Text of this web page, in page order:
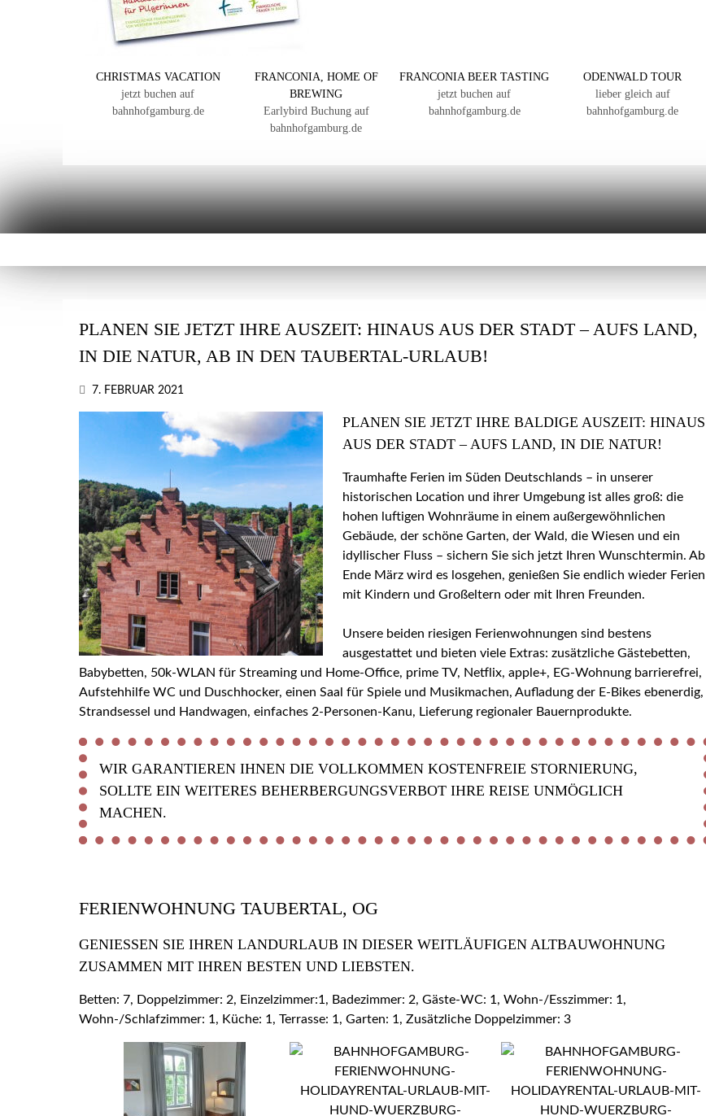
CHRISTMAS VACATION
jetzt buchen auf
bahnhofgamburg.de
FRANCONIA, HOME OF
BREWING
Earlybird Buchung auf
bahnhofgamburg.de
FRANCONIA BEER TASTING
jetzt buchen auf
bahnhofgamburg.de
ODENWALD TOUR
lieber gleich auf
bahnhofgamburg.de
PLANEN SIE JETZT IHRE AUSZEIT: HINAUS AUS DER STADT – AUFS LAND,
IN DIE NATUR, AB IN DEN TAUBERTAL-URLAUB!
7. FEBRUAR 2021
PLANEN SIE JETZT IHRE BALDIGE AUSZEIT: HINAUS
AUS DER STADT – AUFS LAND, IN DIE NATUR!
Traumhafte Ferien im Süden Deutschlands – in unserer
historischen Location und ihrer Umgebung ist alles groß: die
hohen luftigen Wohnräume in einem außergewöhnlichen
Gebäude, der schöne Garten, der Wald, die Wiesen und ein
idyllischer Fluss – sichern Sie sich jetzt Ihren Wunschtermin. Ab
Ende März wird es losgehen, genießen Sie endlich wieder Ferien
mit Kindern und Großeltern oder mit Ihren Freunden.
Unsere beiden riesigen Ferienwohnungen sind bestens
ausgestattet und bieten viele Extras: zusätzliche Gästebetten,
Babybetten, 50k-WLAN für Streaming und Home-Office, prime TV, Netflix, apple+, EG-Wohnung barrierefrei,
Aufstehhilfe WC und Duschhocker, einen Saal für Spiele und Musikmachen, Aufladung der E-Bikes ebenerdig,
Strandsessel und Handwagen, einfaches 2-Personen-Kanu, Lieferung regionaler Bauernprodukte.
WIR GARANTIEREN IHNEN DIE VOLLKOMMEN KOSTENFREIE STORNIERUNG,
SOLLTE EIN WEITERES BEHERBERGUNGSVERBOT IHRE REISE UNMÖGLICH
MACHEN.
FERIENWOHNUNG TAUBERTAL, OG
GENIESSEN SIE IHREN LANDURLAUB IN DIESER WEITLÄUFIGEN ALTBAUWOHNUNG Z
USAMMEN MIT IHREN BESTEN UND LIEBSTEN.
Betten: 7, Doppelzimmer: 2, Einzelzimmer:1, Badezimmer: 2, Gäste-WC: 1, Wohn-/Esszimmer: 1,
Wohn-/Schlafzimmer: 1, Küche: 1, Terrasse: 1, Garten: 1, Zusätzliche Doppelzimmer: 3